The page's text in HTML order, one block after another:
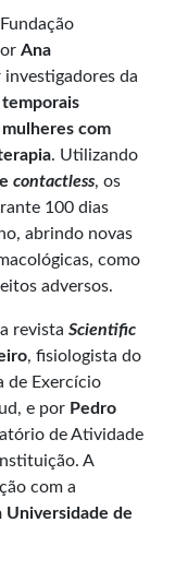
Ana
da
com
. Utilizando
contactless, os
100 dias
abrindo novas
como
adversos.
revista Scientific
, fisiologista do
de Exercício
e por Pedro
de Atividade
A
com a
Universidade de